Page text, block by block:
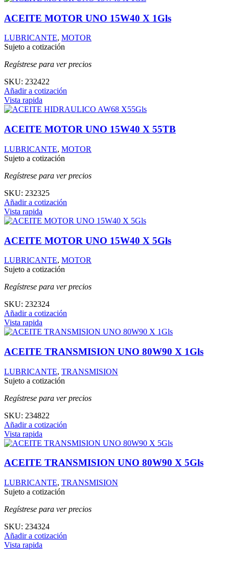
ACEITE MOTOR UNO 15W40 X 1Gls
LUBRICANTE, MOTOR
Sujeto a cotización
Regístrese para ver precios
SKU: 232422
Añadir a cotización
Vista rapida
ACEITE MOTOR UNO 15W40 X 55TB
LUBRICANTE, MOTOR
Sujeto a cotización
Regístrese para ver precios
SKU: 232325
Añadir a cotización
Vista rapida
ACEITE MOTOR UNO 15W40 X 5Gls
LUBRICANTE, MOTOR
Sujeto a cotización
Regístrese para ver precios
SKU: 232324
Añadir a cotización
Vista rapida
ACEITE TRANSMISION UNO 80W90 X 1Gls
LUBRICANTE, TRANSMISION
Sujeto a cotización
Regístrese para ver precios
SKU: 234822
Añadir a cotización
Vista rapida
ACEITE TRANSMISION UNO 80W90 X 5Gls
LUBRICANTE, TRANSMISION
Sujeto a cotización
Regístrese para ver precios
SKU: 234324
Añadir a cotización
Vista rapida